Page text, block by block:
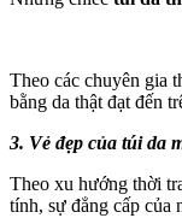
Theo các chuyên gia
bằng da thật đạt đến
3. Vẻ đẹp của túi da
Theo xu hướng thời
tính, sự đẳng cấp của